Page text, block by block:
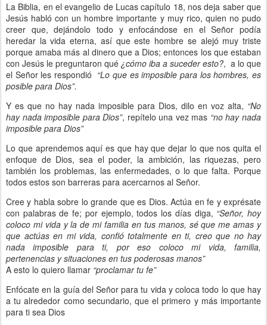
La Biblia, en el evangelio de Lucas capítulo 18, nos deja saber que
Jesús habló con un hombre importante y muy rico, quien no pudo
creer que, dejándolo todo y enfocándose en el Señor podía
heredar la vida eterna, así que este hombre se alejó muy triste
porque amaba más al dinero que a Dios; entonces los que estaban
con Jesús le preguntaron qué ¿cómo iba a suceder esto?, a lo que
el Señor les respondió “Lo que es imposible para los hombres, es
posible para Dios”.
Y es que no hay nada imposible para Dios, dilo en voz alta, “No
hay nada imposible para Dios”, repítelo una vez mas “no hay nada
imposible para Dios”
Lo que aprendemos aquí es que hay que dejar lo que nos quita el
enfoque de Dios, sea el poder, la ambición, las riquezas, pero
también los problemas, las enfermedades, o lo que falta. Porque
todos estos son barreras para acercarnos al Señor.
Cree y habla sobre lo grande que es Dios. Actúa en fe y exprésate
con palabras de fe; por ejemplo, todos los días diga, “Señor, hoy
coloco mi vida y la de mi familia en tus manos, sé que me amas y
que actúas en mi vida, confió totalmente en ti, creo que no hay
nada imposible para ti, por eso coloco mi vida, familia,
pertenencias y situaciones en tus poderosas manos”
A esto lo quiero llamar “proclamar tu fe”
Enfócate en la guía del Señor para tu vida y coloca todo lo que hay
a tu alrededor como secundario, que el primero y más importante
para ti sea Dios